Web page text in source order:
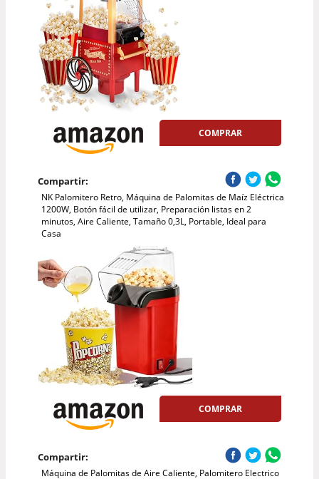
COMPRAR
Compartir:
NK Palomitero Retro, Máquina de Palomitas de Maíz Eléctrica
1200W, Botón fácil de utilizar, Preparación listas en 2
minutos, Aire Caliente, Tamaño 0,3L, Portable, Ideal para
Casa
COMPRAR
Compartir:
Máquina de Palomitas de Aire Caliente, Palomitero Electrico